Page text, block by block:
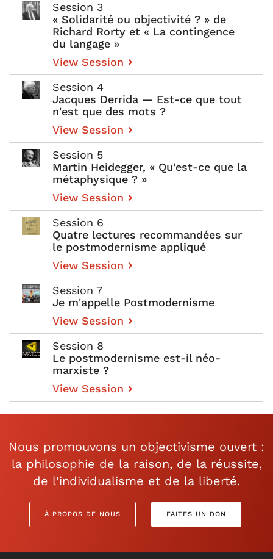
Session 3
« Solidarité ou objectivité ? » de
Richard Rorty et « La contingence
du langage »
View Session
Session 4
Jacques Derrida — Est-ce que tout
n'est que des mots ?
View Session
Session 5
Martin Heidegger, « Qu'est-ce que la
métaphysique ? »
View Session
Session 6
Quatre lectures recommandées sur
le postmodernisme appliqué
View Session
Session 7
Je m'appelle Postmodernisme
View Session
Session 8
Le postmodernisme est-il néo-
marxiste ?
View Session
Nous promouvons un objectivisme ouvert :
la philosophie de la raison, de la réussite,
de l'individualisme et de la liberté.
À PROPOS DE NOUS FAITES UN DON